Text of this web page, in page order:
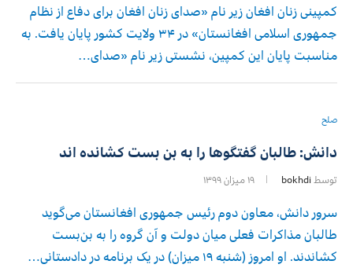
کمپینی زنان افغان زیر نام «صدای زنان افغان برای دفاع از نظام
جمهوری اسلامی افغانستان» در ۳۴ ولایت کشور پایان یافت. به
مناسبت پایان این کمپین، نشستی زیر نام «صدای…
صلح
دانش: طالبان گفتگوها را به بن بست کشانده اند
توسط bokhdi ۱۹ میزان ۱۳۹۹
سرور دانش، معاون دوم رئیس جمهوری افغانستان می‌گوید
طالبان مذاکرات فعلی میان دولت و آن گروه را به بن‌بست
کشاندند. او امروز (شنبه ۱۹ میزان) در یک برنامه در دادستانی…